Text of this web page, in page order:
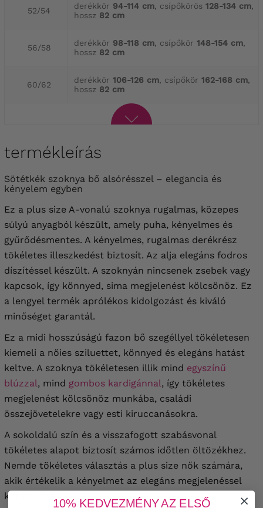
52/54 derékkör 94-114 cm, csípőkörös 128-134 cm,
hossz 82 cm
56/58 derékkör 98-118 cm, csípőkör 148-154 cm,
hossz 82 cm
60/62 derékkör 106-126 cm, csípőkör 162-168 cm,
hossz 82 cm
termékleírás
Sötétkék szoknya bő alsórésszel – elegancia és
kényelem egyben
Ez a plus size A-vonalú szoknya rugalmas, közepes
súlyú anyagból készült, amely puha, kényelmes és
gyűrődésmentes. A kényelmes, rugalmas derékrész
tökéletes illeszkedést biztosít. Az alja elegáns fodros
díszítéssel készült. A szoknyán nincsenek zsebek vagy
kapcsok, így könnyed, sima megjelenést kölcsönöz. Ez
a lengyel termék aprólékos kidolgozást és kiváló
minőséget garantál.
Ez a midi hosszúságú fazon bő szegéllyel tökéletesen
kiemeli a nőies sziluettet, könnyed és elegáns hatást
keltve. A szoknya tökéletesen illik mind egyszínű
blúzzal, mind gombos kardigánnal, így tökéletes
megjelenést kölcsönöz munkába, családi
összejövetelekre vagy esti kiruccanásokra.
A sokoldalú szín és a visszafogott szabásvonal
tökéletes alapot biztosít számos időtlen öltözékhez.
Nemde tökéletes választás a plus size nők számára,
akik értékelik a kényelmet az elegáns megjelenéssel
kombinálva?
10% KEDVEZMÉNY AZ ELSŐ